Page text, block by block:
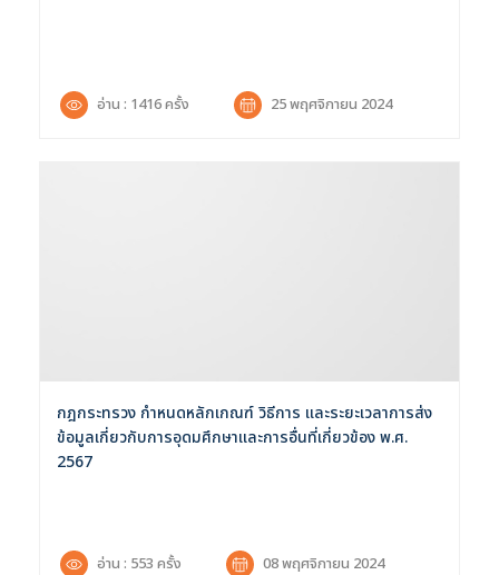
อ่าน : 1416 ครั้ง 25 พฤศจิกายน 2024
กฎกระทรวง กำหนดหลักเกณฑ์ วิธีการ และระยะเวลาการส่ง
ข้อมูลเกี่ยวกับการอุดมศึกษาและการอื่นที่เกี่ยวข้อง พ.ศ.
2567
อ่าน : 553 ครั้ง 08 พฤศจิกายน 2024